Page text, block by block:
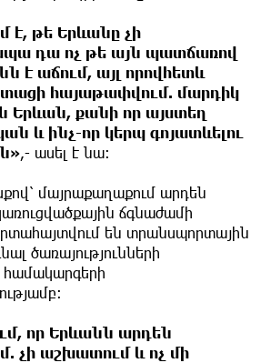
է, թե Երևանը չի
դա ոչ թե այն պատճառով
է աճում, այլ որովհետև
հայաթափվում. մարդիկ
Երևան, քանի որ այստեղ
և ինչ-որ կերպ գոյատևելու
,- ասել է նա։
մայրաքաղաքում արդեն
ճգնաժամի
են տրանսպորտային
ծառայությունների
որ Երևանն արդեն
չի աշխատում և ոչ մի